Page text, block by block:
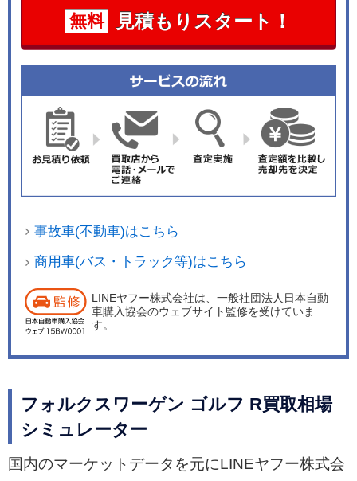
プを装備している。 インテリアには、カーボン調
のデコラティブパネルやブルーの“R”ロゴをあしら
ートを装備した。また、デジタルメータークラス
ター“Digital Cockpit Pro”は、ドライビングプロフ
ァイルでスポーツもしくはレースモード（R専
用）を選択すると、R専用の表示が可能となって
いる。 ボディーカラーは、ピュアホワイトやディ
ープブラックパールエフェクト、ラピスブルーメ
無料 見積もりスタート！
事故車(不動車)はこちら
商用車(バス・トラック等)はこちら
LINEヤフー株式会社は、一般社団法人日本自動
車購入協会のウェブサイト監修を受けていま
す。
フォルクスワーゲン ゴルフ R買取相場
シミュレーター
国内のマーケットデータを元にLINEヤフー株式会